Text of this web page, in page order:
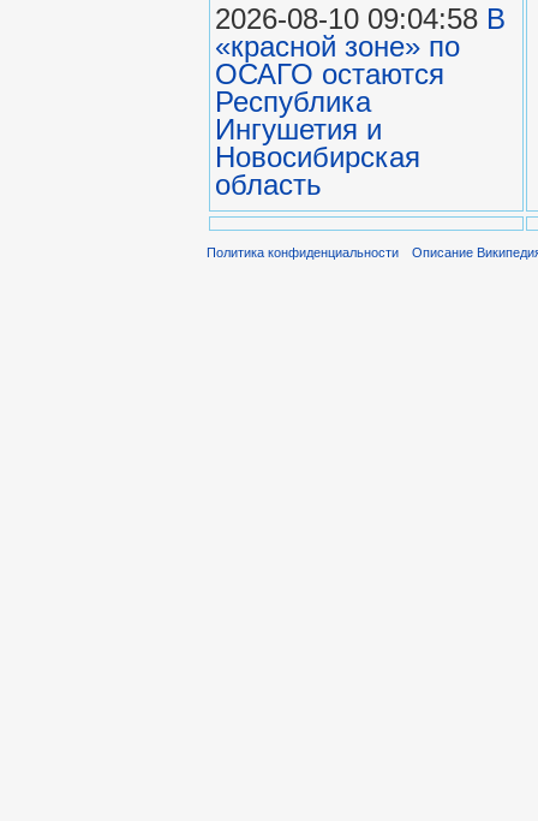
2026-08-10 09:04:58 В
«красной зоне» по
ОСАГО остаются
Республика
Ингушетия и
Новосибирская
область
Политика конфиденциальности Описание